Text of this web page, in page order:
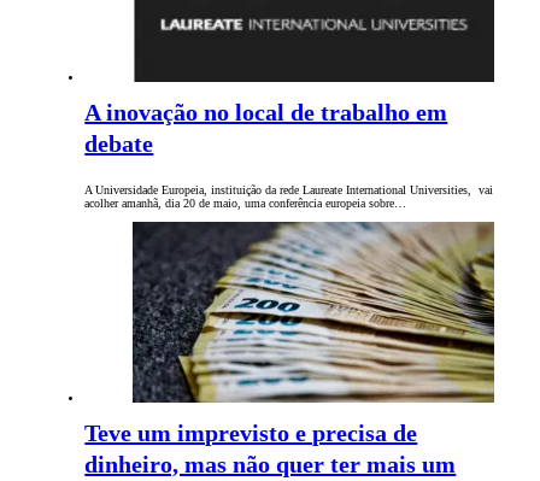
A inovação no local de trabalho em
debate
A Universidade Europeia, instituição da rede Laureate International Universities, vai
acolher amanhã, dia 20 de maio, uma conferência europeia sobre…
Teve um imprevisto e precisa de
dinheiro, mas não quer ter mais um